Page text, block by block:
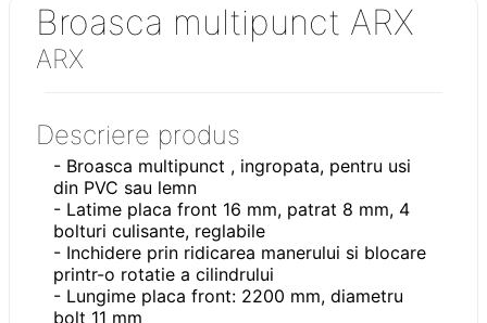
Broasca multipunct ARX
ARX
Descriere produs
- Broasca multipunct , ingropata, pentru usi
din PVC sau lemn
- Latime placa front 16 mm, patrat 8 mm, 4
bolturi culisante, reglabile
- Inchidere prin ridicarea manerului si blocare
printr-o rotatie a cilindrului
- Lungime placa front: 2200 mm, diametru
bolt 11 mm